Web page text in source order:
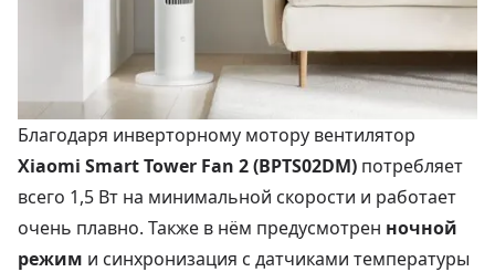
Благодаря инверторному мотору вентилятор
Xiaomi Smart Tower Fan 2 (BPTS02DM) потребляет
всего 1,5 Вт на минимальной скорости и работает
очень плавно. Также в нём предусмотрен ночной
режим и синхронизация с датчиками температуры